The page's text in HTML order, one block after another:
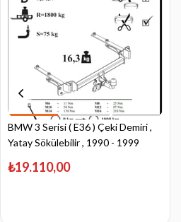
BMW 3 Serisi ( E36 ) Çeki Demiri ,
Yatay Sökülebilir , 1990 - 1999
₺19.110,00